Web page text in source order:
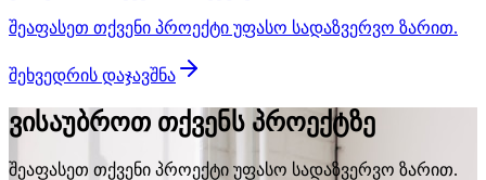
შეაფასეთ თქვენი პროექტი უფასო სადაზვერვო ზარით.
შეხვედრის დაჯავშნა
ვისაუბროთ თქვენს პროექტზე
შეაფასეთ თქვენი პროექტი უფასო სადაზვერვო ზარით.